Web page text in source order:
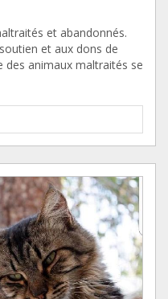
et abandonnés.
et aux dons de
des animaux maltraités se